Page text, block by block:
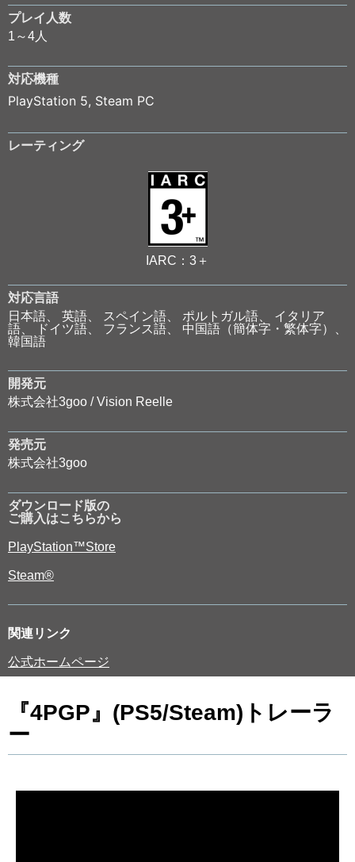
プレイ人数
1～4人
対応機種
PlayStation 5, Steam PC
レーティング
IARC：3＋
対応言語
⽇本語、 英語、 スペイン語、 ポルトガル語、 イタリア
語、 ドイツ語、 フランス語、 中国語（簡体字・繁体字）、
韓国語
開発元
株式会社3goo / Vision Reelle
発売元
株式会社3goo
ダウンロード版の
ご購入はこちらから
PlayStation™Store
Steam®
関連リンク
公式ホームページ
『4PGP』(PS5/Steam)トレーラ
ー